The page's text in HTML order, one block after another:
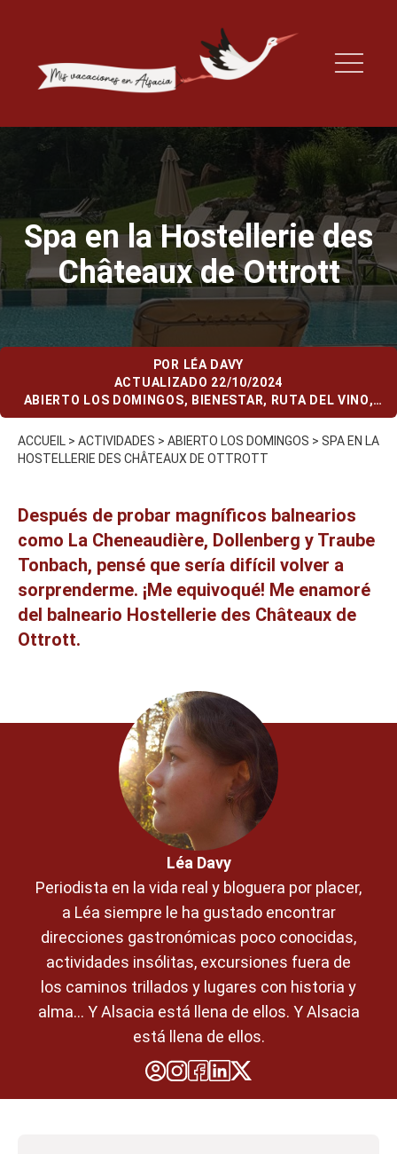
Spa en la Hostellerie des
Châteaux de Ottrott
POR LÉA DAVY
ACTUALIZADO 22/10/2024
ABIERTO LOS DOMINGOS, BIENESTAR, RUTA DEL VINO,
VARIOS (EN CASO DE LLUVIA)
ACCUEIL > ACTIVIDADES > ABIERTO LOS DOMINGOS > SPA EN LA
HOSTELLERIE DES CHÂTEAUX DE OTTROTT
Después de probar magníficos balnearios
como La Cheneaudière, Dollenberg y Traube
Tonbach, pensé que sería difícil volver a
sorprenderme. ¡Me equivoqué! Me enamoré
del balneario Hostellerie des Châteaux de
Ottrott.
Léa Davy
Periodista en la vida real y bloguera por placer,
a Léa siempre le ha gustado encontrar
direcciones gastronómicas poco conocidas,
actividades insólitas, excursiones fuera de
los caminos trillados y lugares con historia y
alma... Y Alsacia está llena de ellos. Y Alsacia
está llena de ellos.